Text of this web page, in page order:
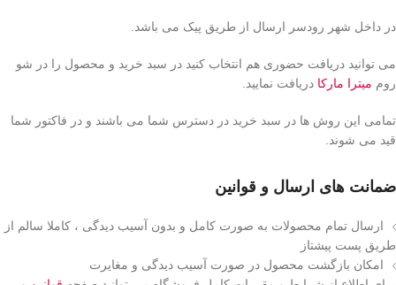
در داخل شهر رودسر ارسال از طریق پیک می باشد.
می توانید دریافت حضوری هم انتخاب کنید در سبد خرید و محصول را در شو
روم میترا مارکا دریافت نمایید.
تمامی این روش ها در سبد خرید در دسترس شما می باشند و در فاکتور شما
قید می شوند.
ضمانت های ارسال و قوانین
ارسال تمام محصولات به صورت کامل و بدون آسیب دیدگی ، کاملا سالم از
طریق پست پیشتاز
امکان بازگشت محصول در صورت آسیب دیدگی و مغایرت